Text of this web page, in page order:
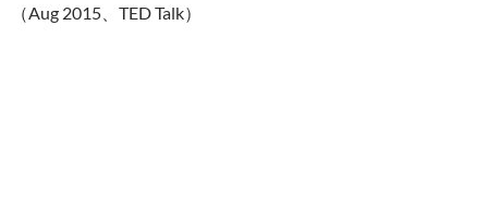
（Aug 2015、TED Talk）